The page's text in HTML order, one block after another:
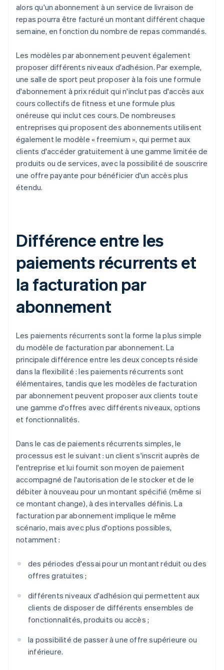
alors qu'un abonnement à un service de livraison de
repas pourra être facturé un montant différent chaque
semaine, en fonction du nombre de repas commandés.
Les modèles par abonnement peuvent également
proposer différents niveaux d'adhésion. Par exemple,
une salle de sport peut proposer à la fois une formule
d'abonnement à prix réduit qui n'inclut pas d'accès aux
cours collectifs de fitness et une formule plus
onéreuse qui inclut ces cours. De nombreuses
entreprises qui proposent des abonnements utilisent
également le modèle « freemium », qui permet aux
clients d'accéder gratuitement à une gamme limitée de
produits ou de services, avec la possibilité de souscrire
une offre payante pour bénéficier d'un accès plus
étendu.
Différence entre les
paiements récurrents et
la facturation par
abonnement
Les paiements récurrents sont la forme la plus simple
du modèle de facturation par abonnement. La
principale différence entre les deux concepts réside
dans la flexibilité : les paiements récurrents sont
élémentaires, tandis que les modèles de facturation
par abonnement peuvent proposer aux clients toute
une gamme d'offres avec différents niveaux, options
et fonctionnalités.
Dans le cas de paiements récurrents simples, le
processus est le suivant : un client s'inscrit auprès de
l'entreprise et lui fournit son moyen de paiement
accompagné de l'autorisation de le stocker et de le
débiter à nouveau pour un montant spécifié (même si
ce montant change), à des intervalles définis. La
facturation par abonnement implique le même
scénario, mais avec plus d'options possibles,
notamment :
des périodes d'essai pour un montant réduit ou des
offres gratuites ;
différents niveaux d'adhésion qui permettent aux
clients de disposer de différents ensembles de
fonctionnalités, produits ou accès ;
la possibilité de passer à une offre supérieure ou
inférieure.